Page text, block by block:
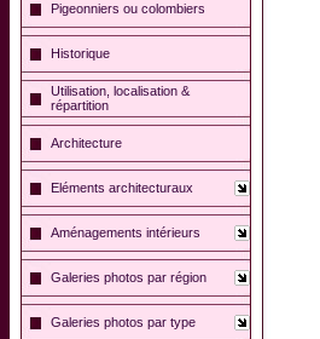
Pigeonniers ou colombiers
Historique
Utilisation, localisation &
répartition
Architecture
Eléments architecturaux
Aménagements intérieurs
Galeries photos par région
Galeries photos par type